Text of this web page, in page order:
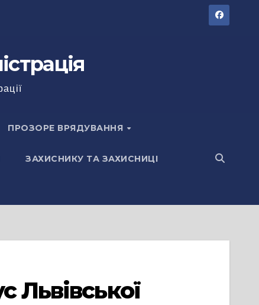
ПРОЗОРЕ ВРЯДУВАННЯ
ЗАХИСНИКУ ТА ЗАХИСНИЦІ
Львівської